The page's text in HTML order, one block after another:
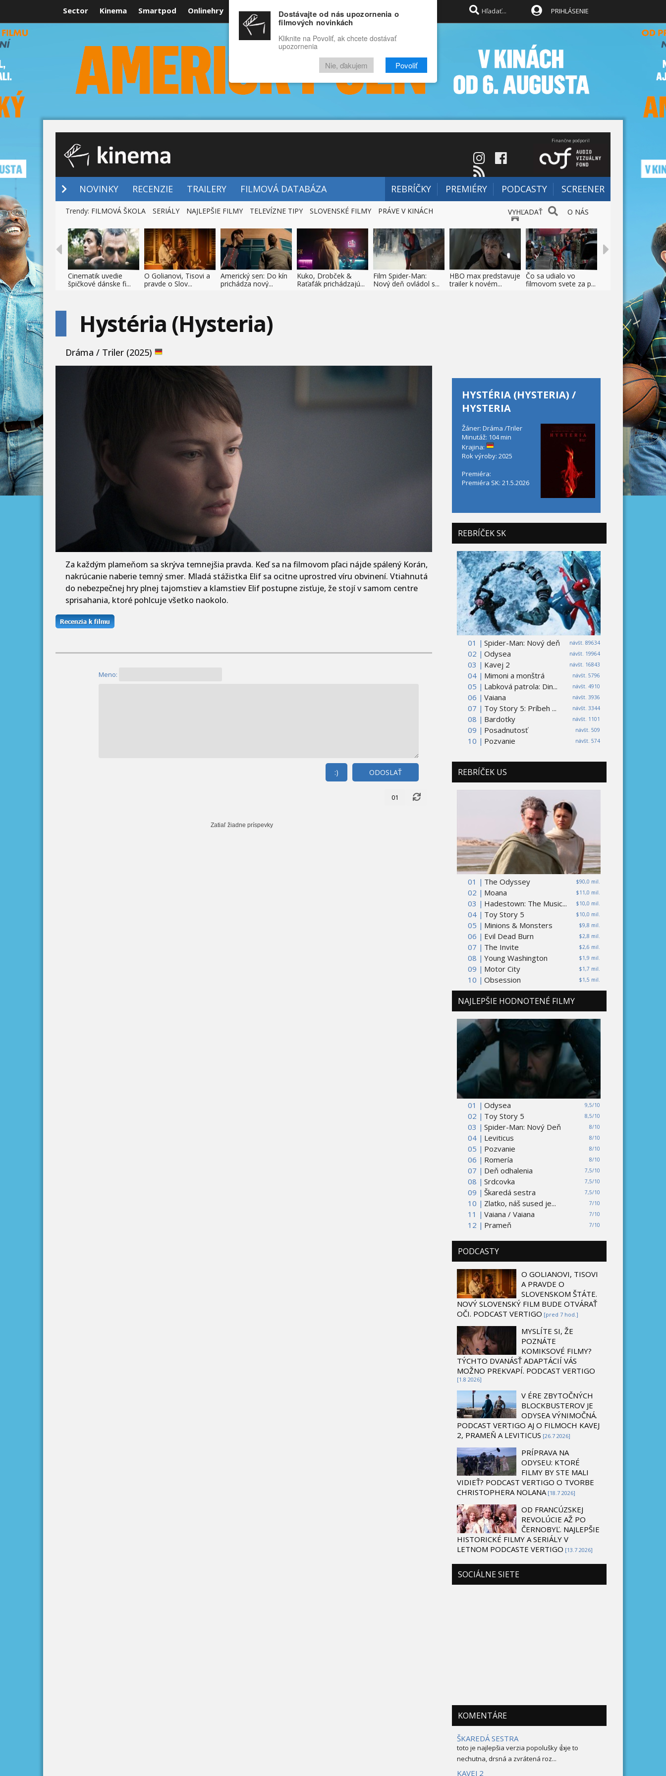
Sector Kinema Smartpod Onlinehry Rozprávky Funny Docu
RECENZIE VIDEÁ FILMY
PRIHLÁSENIE
Finančne podporil
NOVINKY RECENZIE TRAILERY FILMOVÁ DATABÁZA REBRÍČKY PREMIÉRY PODCASTY SCREENER
VYHĽADAŤ O NÁS
Trendy: FILMOVÁ ŠKOLA SERIÁLY NAJLEPŠIE FILMY TELEVÍZNE TIPY SLOVENSKÉ FILMY PRÁVE V KINÁCH
Cinematik uvedie
špičkové dánske fi...
O Golianovi, Tisovi a
pravde o Slov...
Americký sen: Do kín
prichádza nový...
Kuko, Drobček &
Raťafák prichádzajú...
Film Spider-Man:
Nový deň ovládol s...
HBO max predstavuje
trailer k novém...
Čo sa udialo vo
filmovom svete za p...
Hystéria (Hysteria)
Dráma / Triler (2025)
Za každým plameňom sa skrýva temnejšia pravda. Keď sa na filmovom pľaci nájde spálený Korán,
nakrúcanie naberie temný smer. Mladá stážistka Elif sa ocitne uprostred víru obvinení. Vtiahnutá
do nebezpečnej hry plnej tajomstiev a klamstiev Elif postupne zisťuje, že stojí v samom centre
sprisahania, ktoré pohlcuje všetko naokolo.
Meno:
ODOSLAŤ
:)
01
Zatiaľ žiadne príspevky
HYSTÉRIA (HYSTERIA) /
HYSTERIA
Žáner: Dráma /Triler
Minutáž: 104 min
Krajina:
Rok výroby: 2025
Premiéra:
Premiéra SK: 21.5.2026
REBRÍČEK SK
01 | návšt. 89634
Spider-Man: Nový deň
02 |
návšt. 19964
Odysea
03 |
návšt. 16843
Kavej 2
04 |
návšt. 5796
Mimoni a monštrá
05 |
návšt. 4910
Labková patrola: Din...
06 |
návšt. 3936
Vaiana
07 |
návšt. 3344
Toy Story 5: Príbeh ...
08 |
návšt. 1101
Bardotky
09 |
návšt. 509
Posadnutosť
10 |
návšt. 574
Pozvanie
REBRÍČEK US
01 | $90,0 mil.
The Odyssey
02 |
$11,0 mil.
Moana
03 |
$10,0 mil.
Hadestown: The Music...
04 |
$10,0 mil.
Toy Story 5
05 |
$9,8 mil.
Minions & Monsters
06 |
$2,8 mil.
Evil Dead Burn
07 |
$2,6 mil.
The Invite
08 |
$1,9 mil.
Young Washington
09 |
$1,7 mil.
Motor City
10 |
$1,5 mil.
Obsession
NAJLEPŠIE HODNOTENÉ FILMY
01 | 9,5/10
Odysea
02 |
8,5/10
Toy Story 5
03 |
8/10
Spider-Man: Nový Deň
04 |
8/10
Leviticus
05 |
8/10
Pozvanie
06 |
8/10
Romería
07 |
7,5/10
Deň odhalenia
08 |
7,5/10
Srdcovka
09 |
7,5/10
Škaredá sestra
10 |
7/10
Zlatko, náš sused je...
11 |
7/10
Vaiana / Vaiana
12 |
7/10
Prameň
PODCASTY
O GOLIANOVI, TISOVI
A PRAVDE O
SLOVENSKOM ŠTÁTE.
NOVÝ SLOVENSKÝ FILM BUDE OTVÁRAŤ
OČI. PODCAST VERTIGO [pred 7 hod.]
MYSLÍTE SI, ŽE
POZNÁTE
KOMIKSOVÉ FILMY?
TÝCHTO DVANÁSŤ ADAPTÁCIÍ VÁS
MOŽNO PREKVAPÍ. PODCAST VERTIGO
[1.8 2026]
V ÉRE ZBYTOČNÝCH
BLOCKBUSTEROV JE
ODYSEA VÝNIMOČNÁ.
PODCAST VERTIGO AJ O FILMOCH KAVEJ
2, PRAMEŇ A LEVITICUS [26.7 2026]
PRÍPRAVA NA
ODYSEU: KTORÉ
FILMY BY STE MALI
VIDIEŤ? PODCAST VERTIGO O TVORBE
CHRISTOPHERA NOLANA [18.7 2026]
OD FRANCÚZSKEJ
REVOLÚCIE AŽ PO
ČERNOBYĽ. NAJLEPŠIE
HISTORICKÉ FILMY A SERIÁLY V
LETNOM PODCASTE VERTIGO [13.7 2026]
SOCIÁLNE SIETE
KOMENTÁRE
ŠKAREDÁ SESTRA
toto je najlepšia verzia popolušky 👍je to
nechutna, drsná a zvrátená roz...
KAVEJ 2
Dostávajte od nás upozornenia o
filmových novinkách
Kliknite na Povoliť, ak chcete dostávať
upozornenia
Nie, ďakujem Povoliť